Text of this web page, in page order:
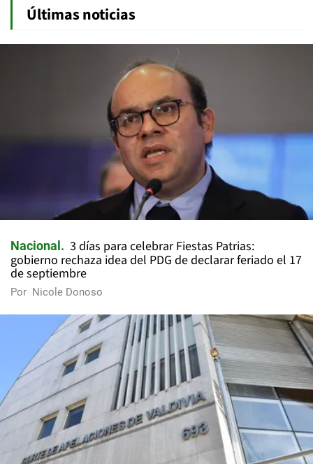
Últimas noticias
Nacional
3 días para celebrar Fiestas Patrias:
gobierno rechaza idea del PDG de declarar feriado el 17
de septiembre
Por Nicole Donoso